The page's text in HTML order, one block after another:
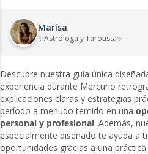
Marisa
✨Astróloga y Tarotista✨
Descubre nuestra guía única
experiencia durante Mercurio
explicaciones claras y estrategias
período a menudo temido en una
personal y profesional. Además,
especialmente diseñado te ayuda a
oportunidades gracias a una